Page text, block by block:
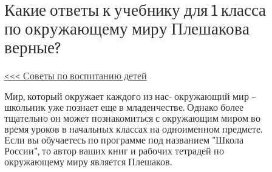
Какие ответы к учебнику для 1 класса
по окружающему миру Плешакова
верные?
<<< Советы по воспитанию детей
Мир, который окружает каждого из нас- окружающий мир –
школьник уже познает еще в младенчестве. Однако более
тщательно он может познакомиться с окружающим миром во
время уроков в начальных классах на одноименном предмете.
Если вы обучаетесь по программе под названием "Школа
России", то автор ваших книг и рабочих тетрадей по
окружающему миру является Плешаков.